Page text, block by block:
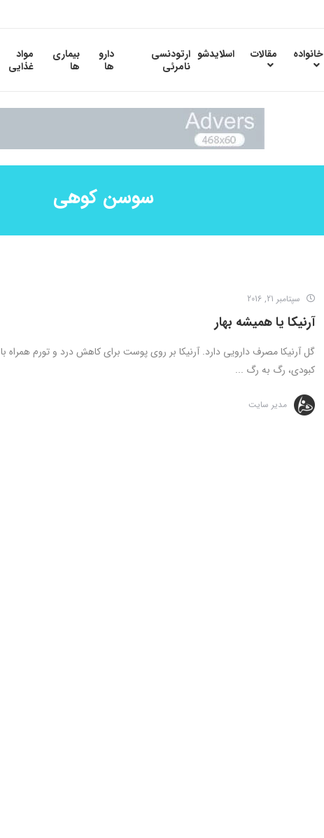
خانواده مقالات اسلایدشو ارتودنسی
نامرئی
دارو
ها
بیماری
ها
مواد
غذایی
سوسن کوهی
سپتامبر 21, 2016
آرنیکا یا همیشه بهار
گل آرنیکا مصرف دارویی دارد. آرنیکا بر روی پوست برای کاهش درد و تورم همراه با
کبودی، رگ به رگ ...
مدیر سایت